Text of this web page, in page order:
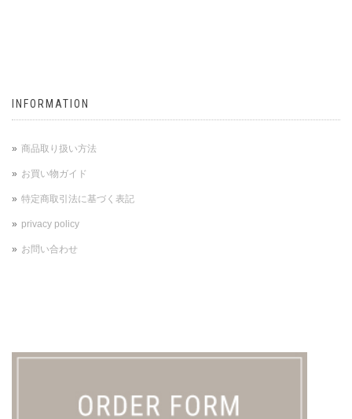
INFORMATION
商品取り扱い方法
お買い物ガイド
特定商取引法に基づく表記
privacy policy
お問い合わせ